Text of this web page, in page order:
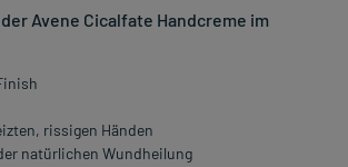
Avene Cicalfate Handcreme im
rissigen Händen
natürlichen Wundheilung